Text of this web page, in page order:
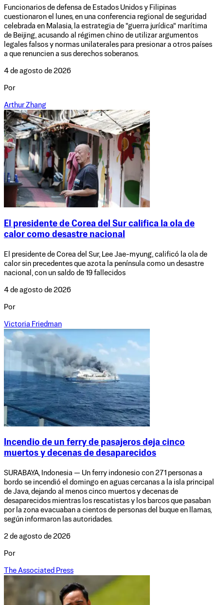
Funcionarios de defensa de Estados Unidos y Filipinas
cuestionaron el lunes, en una conferencia regional de seguridad
celebrada en Malasia, la estrategia de "guerra jurídica" marítima
de Beijing, acusando al régimen chino de utilizar argumentos
legales falsos y normas unilaterales para presionar a otros países
a que renuncien a sus derechos soberanos.
4 de agosto de 2026
Por
Arthur Zhang
El presidente de Corea del Sur califica la ola de
calor como desastre nacional
El presidente de Corea del Sur, Lee Jae-myung, calificó la ola de
calor sin precedentes que azota la península como un desastre
nacional, con un saldo de 19 fallecidos
4 de agosto de 2026
Por
Victoria Friedman
Incendio de un ferry de pasajeros deja cinco
muertos y decenas de desaparecidos
SURABAYA, Indonesia — Un ferry indonesio con 271 personas a
bordo se incendió el domingo en aguas cercanas a la isla principal
de Java, dejando al menos cinco muertos y decenas de
desaparecidos mientras los rescatistas y los barcos que pasaban
por la zona evacuaban a cientos de personas del buque en llamas,
según informaron las autoridades.
2 de agosto de 2026
Por
The Associated Press